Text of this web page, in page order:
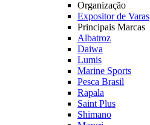
Organização
Expositor de Varas
Principais Marcas
Albatroz
Daiwa
Lumis
Marine Sports
Pesca Brasil
Rapala
Saint Plus
Shimano